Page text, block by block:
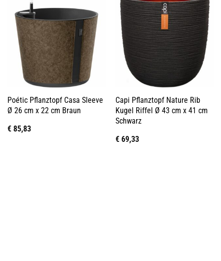
Poétic Pflanztopf Casa Sleeve
Ø 26 cm x 22 cm Braun
€85,83
Capi Pflanztopf Nature Rib
Kugel Riffel Ø 43 cm x 41 cm
Schwarz
€69,33